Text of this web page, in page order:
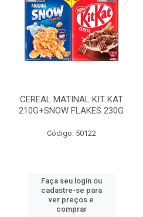
CEREAL MATINAL KIT KAT
210G+SNOW FLAKES 230G
Código: 50122
Faça seu login ou
cadastre-se para
ver preços e
comprar